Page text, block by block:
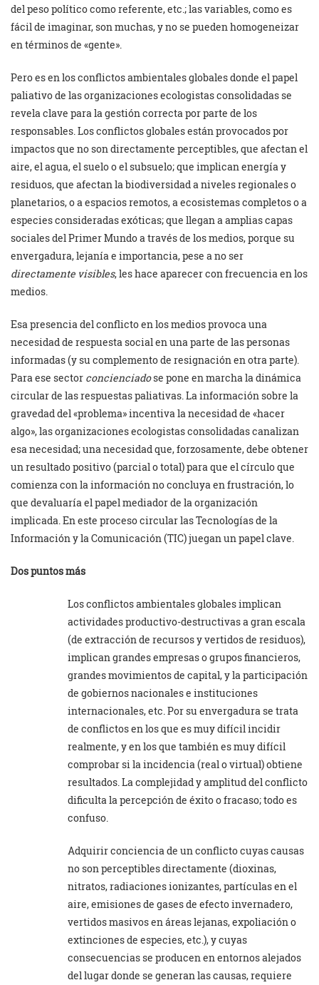
del peso político como referente, etc.; las variables, como es
fácil de imaginar, son muchas, y no se pueden homogeneizar
en términos de «gente».
Pero es en los conflictos ambientales globales donde el papel
paliativo de las organizaciones ecologistas consolidadas se
revela clave para la gestión correcta por parte de los
responsables. Los conflictos globales están provocados por
impactos que no son directamente perceptibles, que afectan el
aire, el agua, el suelo o el subsuelo; que implican energía y
residuos, que afectan la biodiversidad a niveles regionales o
planetarios, o a espacios remotos, a ecosistemas completos o a
especies consideradas exóticas; que llegan a amplias capas
sociales del Primer Mundo a través de los medios, porque su
envergadura, lejanía e importancia, pese a no ser
directamente visibles, les hace aparecer con frecuencia en los
medios.
Esa presencia del conflicto en los medios provoca una
necesidad de respuesta social en una parte de las personas
informadas (y su complemento de resignación en otra parte).
Para ese sector concienciadose pone en marcha la dinámica
circular de las respuestas paliativas. La información sobre la
gravedad del «problema» incentiva la necesidad de «hacer
algo», las organizaciones ecologistas consolidadas canalizan
esa necesidad; una necesidad que, forzosamente, debe obtener
un resultado positivo (parcial o total) para que el círculo que
comienza con la información no concluya en frustración, lo
que devaluaría el papel mediador de la organización
implicada. En este proceso circular las Tecnologías de la
Información y la Comunicación (TIC) juegan un papel clave.
Dos puntos más
Los conflictos ambientales globales implican
actividades productivo-destructivas a gran escala
(de extracción de recursos y vertidos de residuos),
implican grandes empresas o grupos financieros,
grandes movimientos de capital, y la participación
de gobiernos nacionales e instituciones
internacionales, etc. Por su envergadura se trata
de conflictos en los que es muy difícil incidir
realmente, y en los que también es muy difícil
comprobar si la incidencia (real o virtual) obtiene
resultados. La complejidad y amplitud del conflicto
dificulta la percepción de éxito o fracaso; todo es
confuso.
Adquirir conciencia de un conflicto cuyas causas
no son perceptibles directamente (dioxinas,
nitratos, radiaciones ionizantes, partículas en el
aire, emisiones de gases de efecto invernadero,
vertidos masivos en áreas lejanas, expoliación o
extinciones de especies, etc.), y cuyas
consecuencias se producen en entornos alejados
del lugar donde se generan las causas, requiere